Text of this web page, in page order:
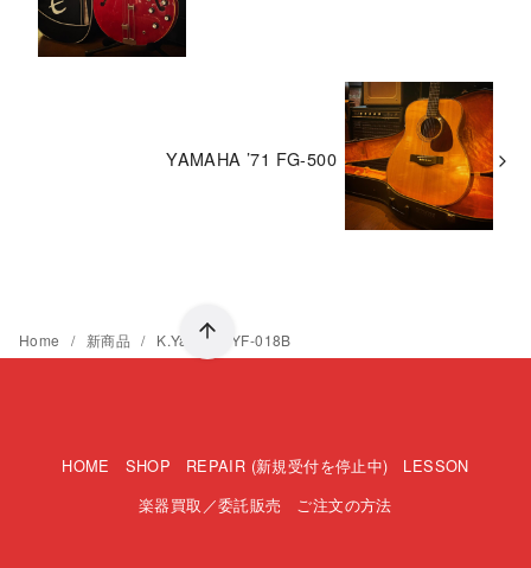
YAMAHA ’71 FG-500
Home 新商品 K.Yairi ’11 YF-018B
HOME SHOP REPAIR (新規受付を停止中)
LESSON
楽器買取／委託販売
ご注文の方法